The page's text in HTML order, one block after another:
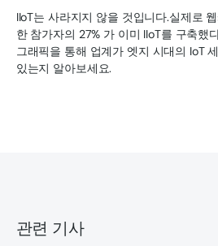
IIoT는 사라지지 않을 것입니다.실제로
한 참가자의 27% 가 이미 IIoT를 구축했
그래픽을 통해 업계가 엣지 시대의 IoT
있는지 알아보세요.
관련 기사